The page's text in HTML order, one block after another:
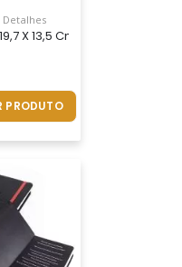
Caneta Plástica Prata
50 Marcadores
E Parte Interna
It. Bloco Retangular
Ecológico Com
Detalhes
X 13,5 Cm.bloco De
PRODUTO